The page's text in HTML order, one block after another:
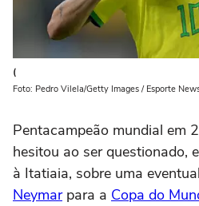
(
Foto: Pedro Vilela/Getty Images / Esporte
Pentacampeão mundial em
hesitou ao ser questionado,
à Itatiaia, sobre uma
Neymarpara a Copa do